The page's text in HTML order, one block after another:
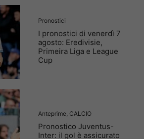
Pronostici
I pronostici di venerdì 7
agosto: Eredivisie,
Primeira Liga e League
Cup
Anteprime, CALCIO
Pronostico Juventus-
Inter: il gol è assicurato